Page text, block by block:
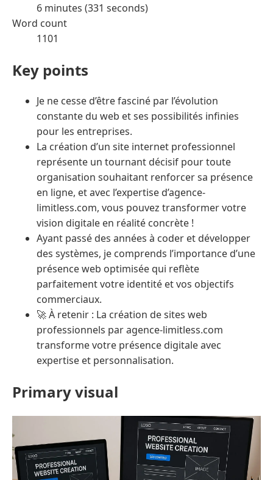
6 minutes (331 seconds)
Word count
1101
Key points
Je ne cesse d’être fasciné par l’évolution
constante du web et ses possibilités infinies
pour les entreprises.
La création d’un site internet professionnel
représente un tournant décisif pour toute
organisation souhaitant renforcer sa présence
en ligne, et avec l’expertise d’agence-
limitless.com, vous pouvez transformer votre
vision digitale en réalité concrète !
Ayant passé des années à coder et développer
des systèmes, je comprends l’importance d’une
présence web optimisée qui reflète
parfaitement votre identité et vos objectifs
commerciaux.
🚀 À retenir : La création de sites web
professionnels par agence-limitless.com
transforme votre présence digitale avec
expertise et personnalisation.
Primary visual